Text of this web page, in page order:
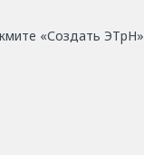
«Создать ЭТрН»